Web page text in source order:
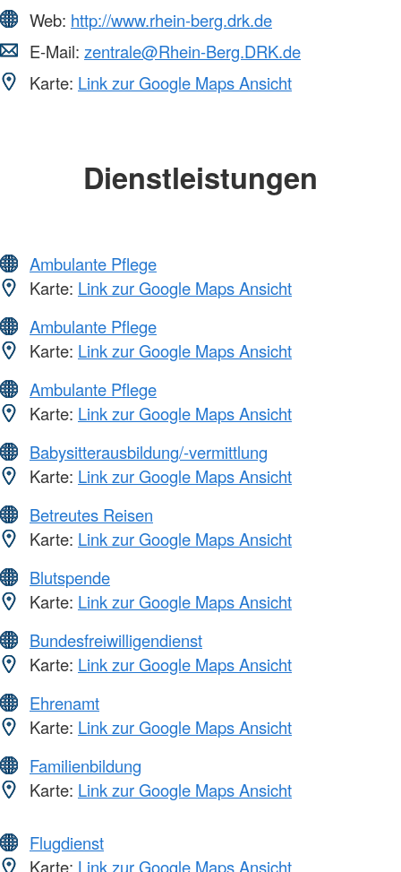
Web: http://www.rhein-berg.drk.de
E-Mail: zentrale@Rhein-Berg.DRK.de
Karte: Link zur Google Maps Ansicht
Dienstleistungen
Ambulante Pflege
Karte: Link zur Google Maps Ansicht
Ambulante Pflege
Karte: Link zur Google Maps Ansicht
Ambulante Pflege
Karte: Link zur Google Maps Ansicht
Babysitterausbildung/-vermittlung
Karte: Link zur Google Maps Ansicht
Betreutes Reisen
Karte: Link zur Google Maps Ansicht
Blutspende
Karte: Link zur Google Maps Ansicht
Bundesfreiwilligendienst
Karte: Link zur Google Maps Ansicht
Ehrenamt
Karte: Link zur Google Maps Ansicht
Familienbildung
Karte: Link zur Google Maps Ansicht
Flugdienst
Karte: Link zur Google Maps Ansicht